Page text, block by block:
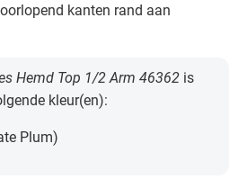
kanten rand aan
Hemd Top 1/2 Arm 46362 is
kleur(en):
Plum)